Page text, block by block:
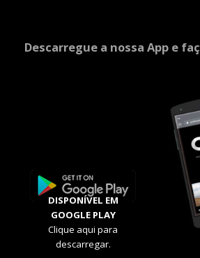
Descarregue a nossa App e
DISPONÍVEL EM
GOOGLE PLAY
Clique aqui para
descarregar.